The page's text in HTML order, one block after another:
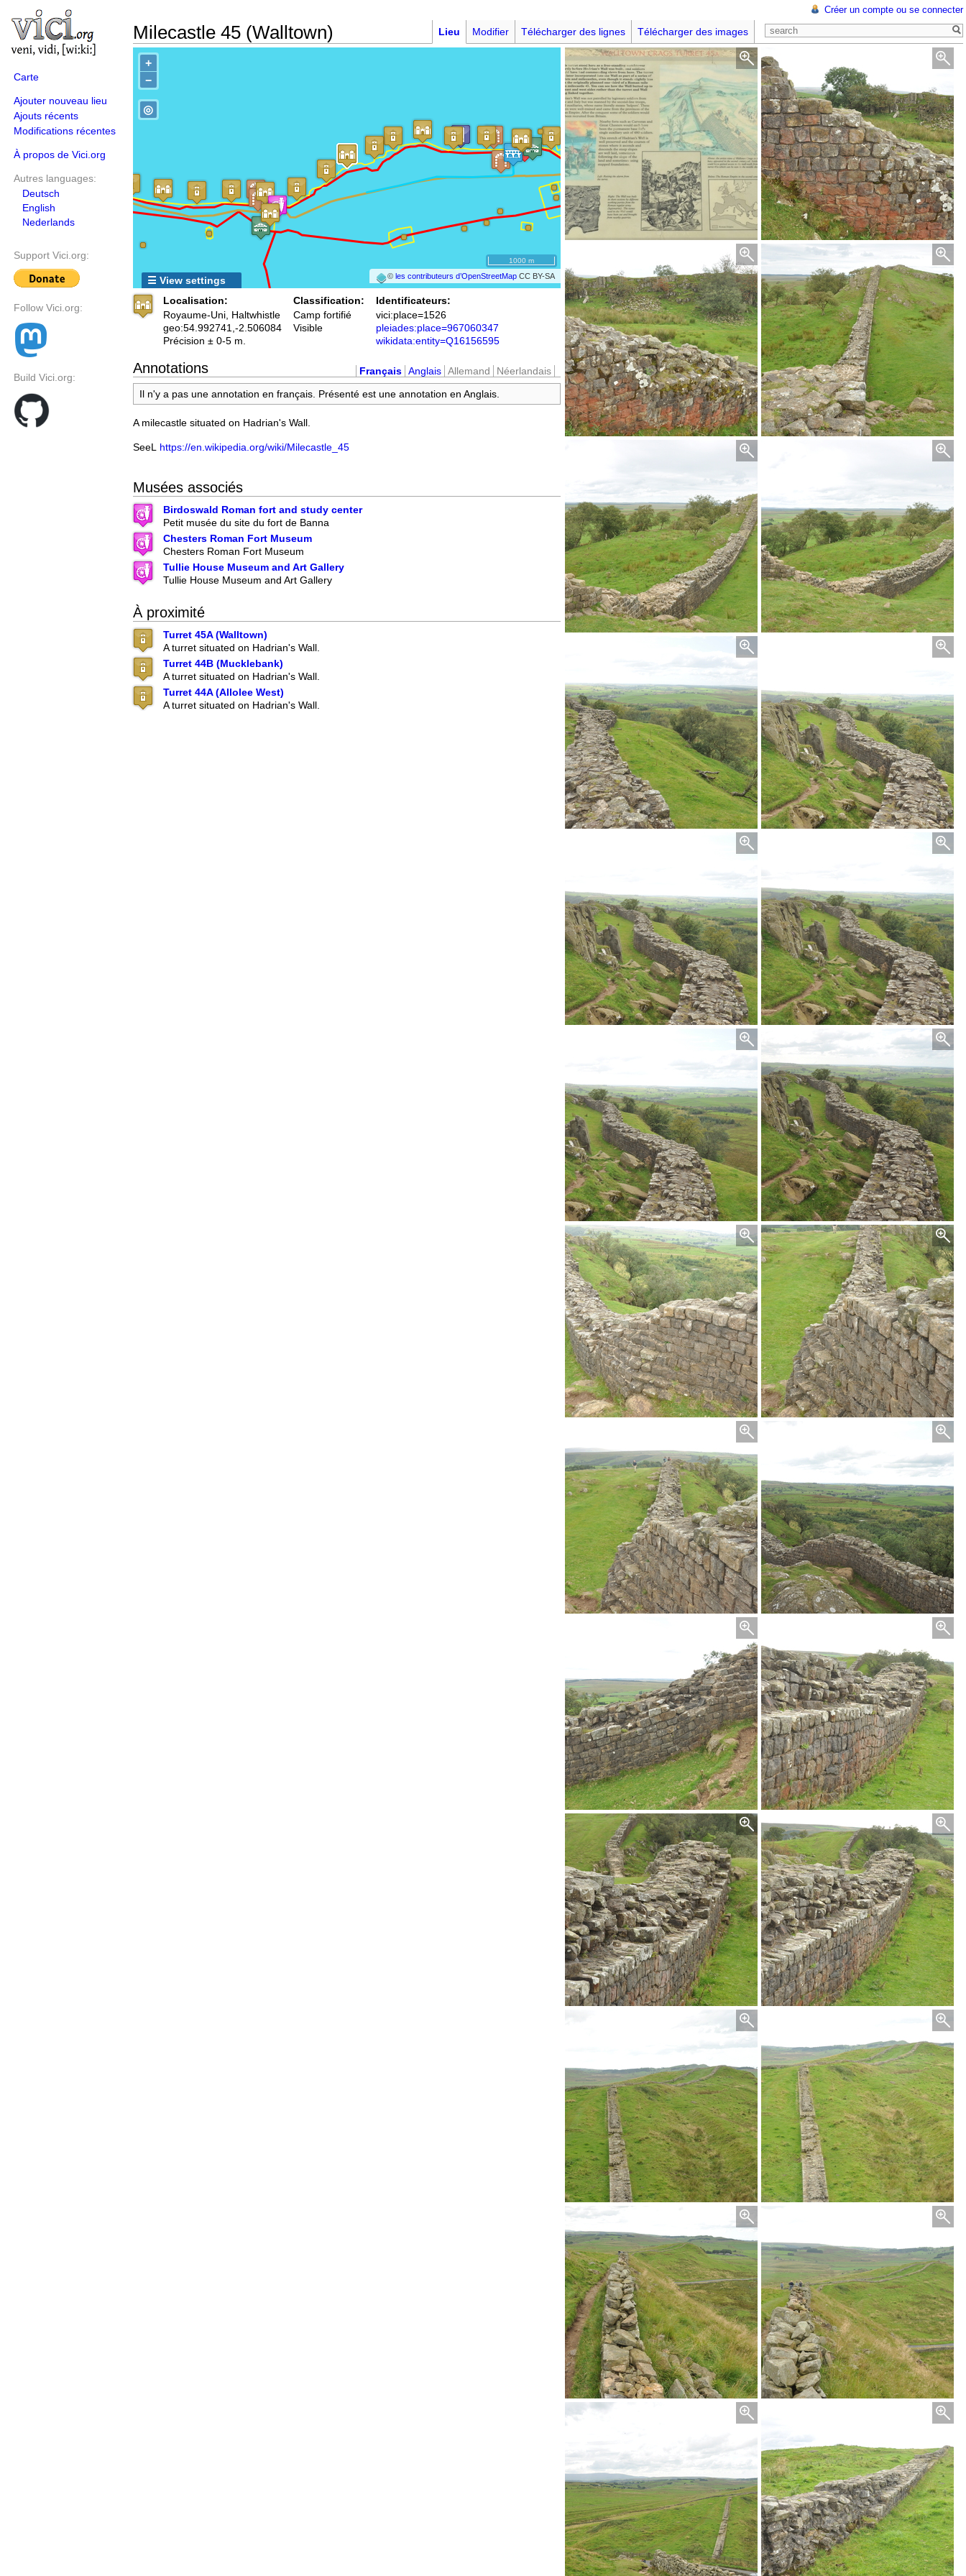
Carte
Ajouter nouveau lieu
Ajouts récents
Modifications récentes
À propos de Vici.org
Autres languages:
Deutsch
English
Nederlands
Support Vici.org:
Follow Vici.org:
Build Vici.org:
Milecastle 45 (Walltown)
Créer un compte ou se connecter
Lieu Modifier Télécharger des lignes Télécharger des images
+
−
©les contributeurs d’OpenStreetMap CC BY-SA
◎
1000 m
☰ View settings
Localisation:
Royaume-Uni, Haltwhistle
geo:54.992741,-2.506084
Précision ± 0-5 m.
Classification:
Camp fortifié
Visible
Identificateurs:
vici:place=1526
pleiades:place=967060347
wikidata:entity=Q16156595
Annotations Français Anglais Allemand
Néerlandais
Il n'y a pas une annotation en français. Présenté est une annotation en Anglais.
A milecastle situated on Hadrian's Wall.
SeeL https://en.wikipedia.org/wiki/Milecastle_45
Musées associés
Birdoswald Roman fort and study center
Petit musée du site du fort de Banna
Chesters Roman Fort Museum
Chesters Roman Fort Museum
Tullie House Museum and Art Gallery
Tullie House Museum and Art Gallery
À proximité
Turret 45A (Walltown)
A turret situated on Hadrian's Wall.
Turret 44B (Mucklebank)
A turret situated on Hadrian's Wall.
Turret 44A (Allolee West)
A turret situated on Hadrian's Wall.